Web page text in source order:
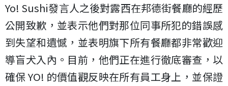
Yo! Sushi發言人之後對露西在邦德街餐廳的經歷
公開致歉，並表示他們對那位同事所犯的錯誤感
到失望和遺憾，並表明旗下所有餐廳都非常歡迎
導盲犬入內。目前，他們正在進行徹底審查，以
確保 YO! 的價值觀反映在所有員工身上，並保證